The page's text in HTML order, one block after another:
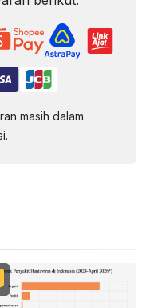
masih dalam